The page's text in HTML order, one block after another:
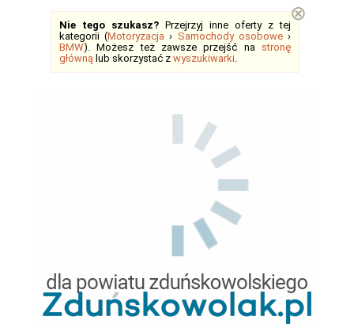
Nie tego szukasz? Przejrzyj inne oferty z tej
kategorii (Motoryzacja › Samochody osobowe›
BMW). Możesz też zawsze przejść na stronę
główną lub skorzystać z wyszukiwarki
⊗